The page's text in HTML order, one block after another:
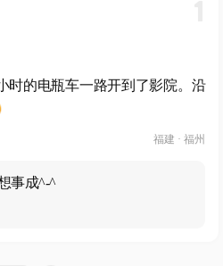
时的电瓶车一路开到了影院。沿
福建 · 福州
事成^-^